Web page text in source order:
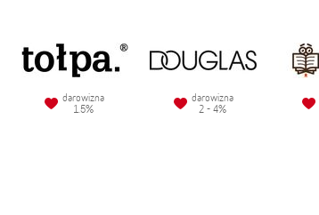
darowizna
1.5%
darowizna
2 - 4%